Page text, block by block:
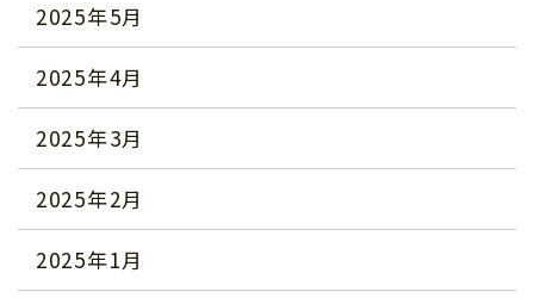
2025年5月
2025年4月
2025年3月
2025年2月
2025年1月